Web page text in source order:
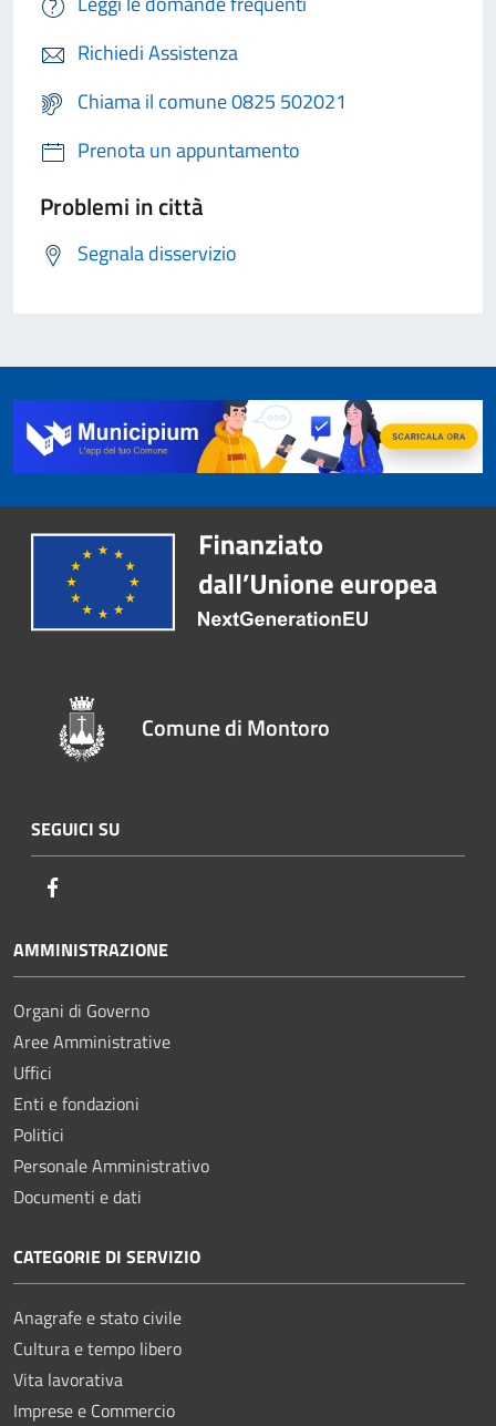
Richiedi Assistenza
Chiama il comune 0825 502021
Prenota un appuntamento
Problemi in città
Segnala disservizio
Comune di Montoro
SEGUICI SU
AMMINISTRAZIONE
Organi di Governo
Aree Amministrative
Uffici
Enti e fondazioni
Politici
Personale Amministrativo
Documenti e dati
CATEGORIE DI SERVIZIO
Anagrafe e stato civile
Cultura e tempo libero
Vita lavorativa
Imprese e Commercio